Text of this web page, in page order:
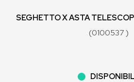
SEGHETTO X ASTA
(0100537 )